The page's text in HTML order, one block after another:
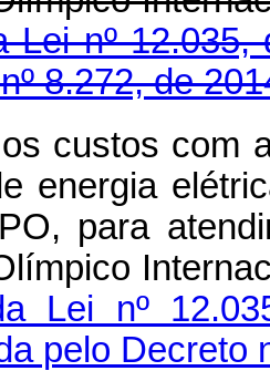
Lei nº
8.272, de
custos com
energia
para
Lei nº
pelo Decreto